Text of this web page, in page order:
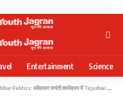
Entertainment Science
Politics: अंबेडकर जयंती कार्यक्रम में Tejashwi Prasad Yadav का संबोधन, छात्रों को किया सम्मानित